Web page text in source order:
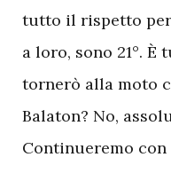
tutto il rispetto
a loro, sono 21°.
tornerò alla moto
Balaton? No,
Continueremo